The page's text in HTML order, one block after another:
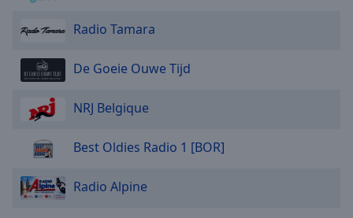
Radio Tamara
De Goeie Ouwe Tijd
NRJ Belgique
Best Oldies Radio 1 [BOR]
Radio Alpine